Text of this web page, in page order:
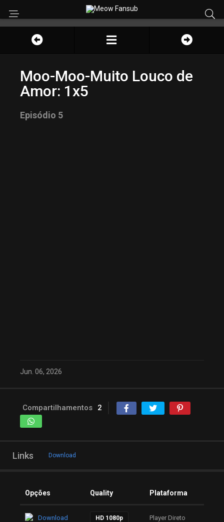
Moo-Moo-Muito Louco de
Amor: 1x5
Episódio 5
Jun. 06, 2026
Compartilhamentos 2
Links Download
Opções Quality Plataforma
Download HD 1080p Player Direto